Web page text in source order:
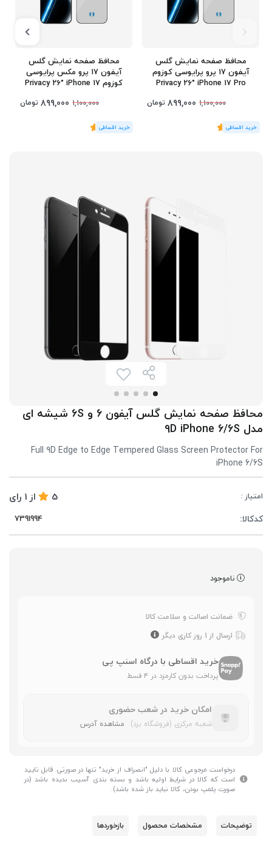
محافظ صفحه نمایش گلس
آیفون 17 پرو پرایوسی کوزوم
Privacy 26° iPhone 17 Pro
1,100,000
899,000 تومان
(1رای)
5
محافظ صفحه نمایش گلس
آیفون 17 پرو مکس پرایوسی
کوزوم Privacy 26° iPhone 17
1,100,000
899,000 تومان
(1رای)
5
محافظ صفحه نمایش گلس آیفون 6 و 6S شیشه ای
مدل 9D iPhone 6/6S
Full 9D Edge to Edge Tempered Glass Screen Protector For
iPhone 6/6S
امتیاز : 5 از1 رای
کدکالا:
ناموجود
ضمانت اصالت و سلامت کالا
ارسال از 1 روز کاری دیگر
خرید اقساطی با درگاه اسنپ پی
پرداخت بدون کارمزد در ۴ قسط
امکان خرید در شعب حضوری
شعبه مرکزی (فروشگاه یزد) مشاهده آدرس
درخواست مرجوعی کالا با دلیل "انصراف از خرید" تنها در صورتی قابل تایید
است که کالا در شرایط اولیه باشد و بسته بندی آسیب ندیده باشد (در
صورت پلمپ بودن، کالا نباید باز شده باشد).
توضیحات مشخصات محصول بازخوردها